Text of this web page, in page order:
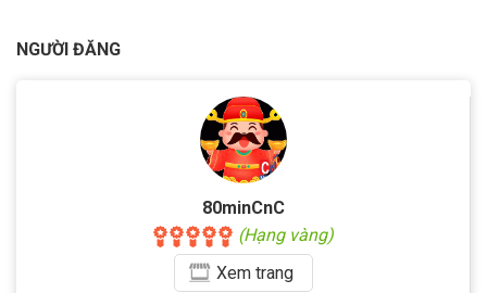
NGƯỜI ĐĂNG
80minCnC
(Hạng vàng)
Xemtrang